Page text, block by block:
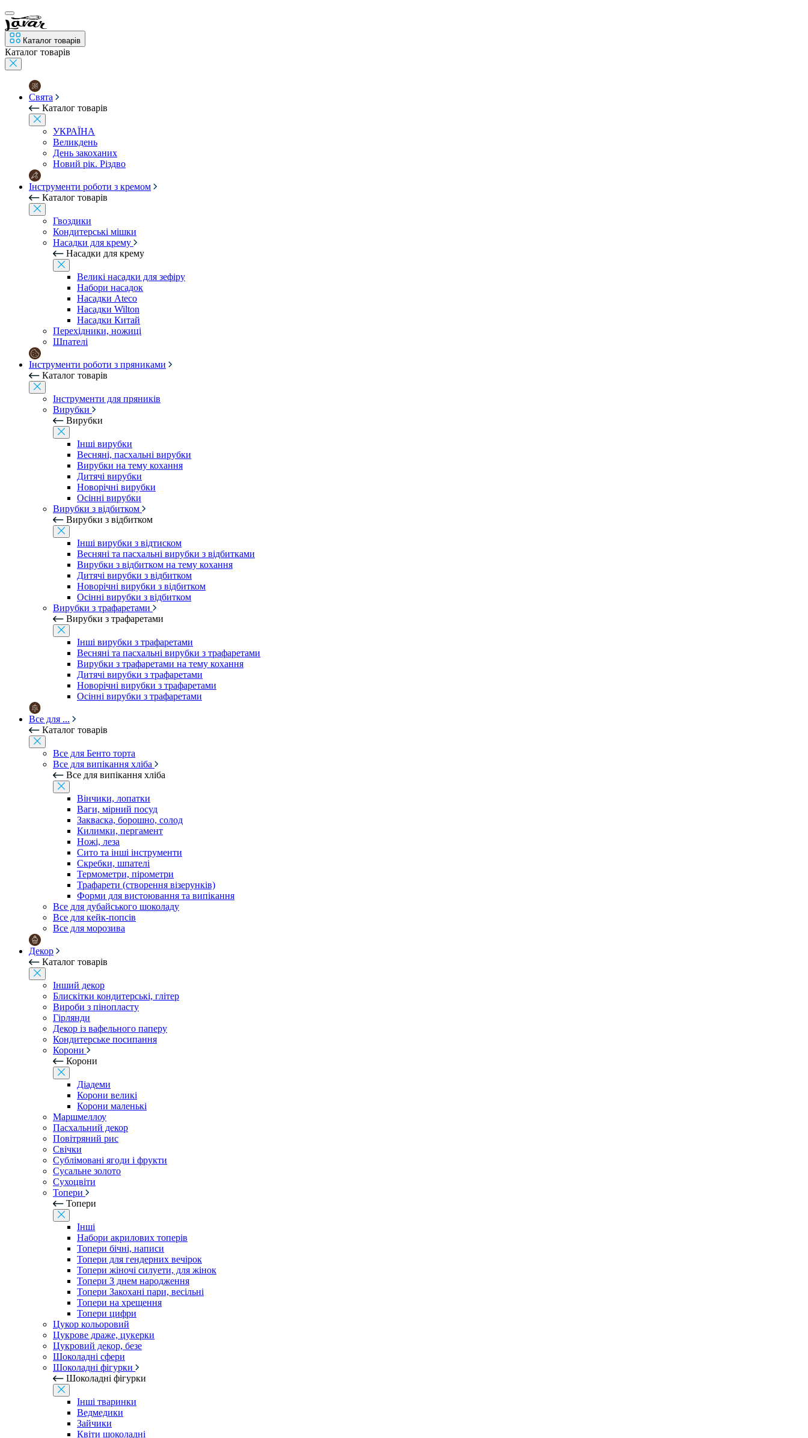
Каталог товарів
Каталог товарів
Свята
Каталог товарів
УКРАЇНА
Великдень
День закоханих
Новий рік. Різдво
Інструменти роботи з кремом
Каталог товарів
Гвоздики
Кондитерські мішки
Насадки для крему
Насадки для крему
Великі насадки для зефіру
Набори насадок
Насадки Ateco
Насадки Wilton
Насадки Китай
Перехідники, ножиці
Шпателі
Інструменти роботи з пряниками
Каталог товарів
Інструменти для пряників
Вирубки
Вирубки
Інші вирубки
Весняні, пасхальні вирубки
Вирубки на тему кохання
Дитячі вирубки
Новорічні вирубки
Осінні вирубки
Вирубки з відбитком
Вирубки з відбитком
Інші вирубки з відтиском
Весняні та пасхальні вирубки з відбитками
Вирубки з відбитком на тему кохання
Дитячі вирубки з відбитком
Новорічні вирубки з відбитком
Осінні вирубки з відбитком
Вирубки з трафаретами
Вирубки з трафаретами
Інші вирубки з трафаретами
Весняні та пасхальні вирубки з трафаретами
Вирубки з трафаретами на тему кохання
Дитячі вирубки з трафаретами
Новорічні вирубки з трафаретами
Осінні вирубки з трафаретами
Все для ...
Каталог товарів
Все для Бенто торта
Все для випікання хліба
Все для випікання хліба
Вінчики, лопатки
Ваги, мірний посуд
Закваска, борошно, солод
Килимки, пергамент
Ножі, леза
Сито та інші інструменти
Скребки, шпателі
Термометри, пірометри
Трафарети (створення візерунків)
Форми для вистоювання та випікання
Все для дубайського шоколаду
Все для кейк-попсів
Все для морозива
Декор
Каталог товарів
Інший декор
Блискітки кондитерські, глітер
Вироби з пінопласту
Гірлянди
Декор із вафельного паперу
Кондитерське посипання
Корони
Корони
Діадеми
Корони великі
Корони маленькі
Маршмеллоу
Пасхальний декор
Повітряний рис
Свічки
Сублімовані ягоди і фрукти
Сусальне золото
Сухоцвіти
Топери
Топери
Інші
Набори акрилових топерів
Топери бічні, написи
Топери для гендерних вечірок
Топери жіночі силуети, для жінок
Топери З днем ​​народження
Топери Закохані пари, весільні
Топери на хрещення
Топери цифри
Цукор кольоровий
Цукрове драже, цукерки
Цукровий декор, безе
Шоколадні сфери
Шоколадні фігурки
Шоколадні фігурки
Інші тваринки
Ведмедики
Зайчики
Квіти шоколадні